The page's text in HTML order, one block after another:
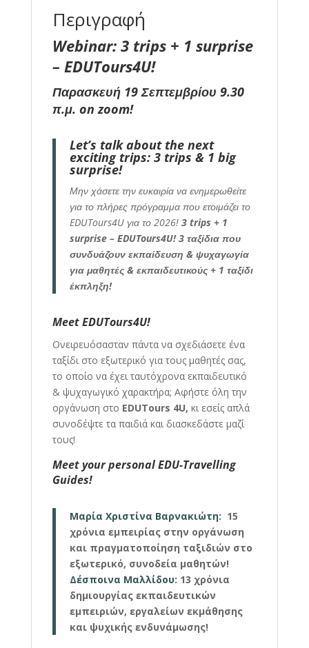
Περιγραφή
Webinar: 3 trips + 1 surprise
– EDUTours4U!
Παρασκευή 19 Σεπτεμβρίου 9.30
π.μ. on zoom!
Let’s talk about the next
exciting trips: 3 trips & 1 big
surprise!
Μην χάσετε την ευκαιρία να ενημερωθείτε
για το πλήρες πρόγραμμα που ετοιμάζει το
EDUTours4U για το 2026! 3 trips + 1
surprise – EDUTours4U!3 ταξίδια που
συνδυάζουν εκπαίδευση & ψυχαγωγία
για μαθητές & εκπαιδευτικούς + 1 ταξίδι
έκπληξη!
Meet EDUTours4U!
Ονειρευόσασταν πάντα να σχεδιάσετε ένα
ταξίδι στο εξωτερικό για τους μαθητές σας,
το οποίο να έχει ταυτόχρονα εκπαιδευτικό
& ψυχαγωγικό χαρακτήρα; Αφήστε όλη την
οργάνωση στο EDUTours 4U, κι εσείς απλά
συνοδέψτε τα παιδιά και διασκεδάστε μαζί
τους!
Meet your personal EDU-Travelling
Guides!
Μαρία Χριστίνα Βαρνακιώτη: 15
χρόνια εμπειρίας στην οργάνωση
και πραγματοποίηση ταξιδιών στο
εξωτερικό, συνοδεία μαθητών!
Δέσποινα Μαλλίδου: 13 χρόνια
δημιουργίας εκπαιδευτικών
εμπειριών, εργαλείων εκμάθησης
και ψυχικής ενδυνάμωσης!